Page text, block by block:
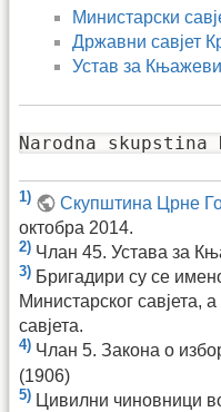
Министарски
Државни савјет
Устав за
Narodna
1) Скупштина Црне
октобра 2014.
2) Члан 45. Устава за
3) Бригадири су се
Министарског савјета,
савјета.
4) Члан 5. Закона о
(1906)
5) Цивилни чиновници